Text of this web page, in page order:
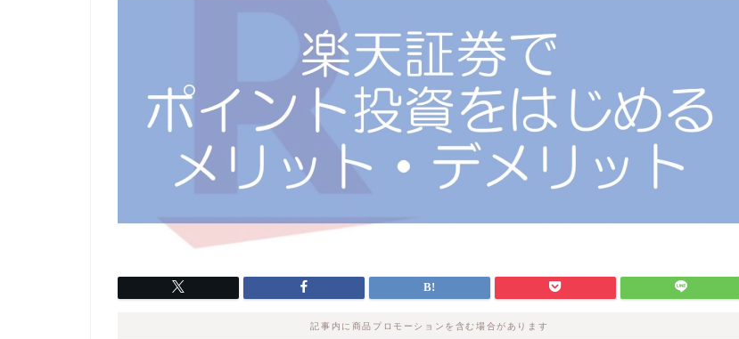
記事内に商品プロモーションを含む場合があります